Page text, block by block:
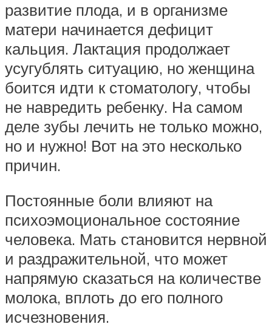
развитие плода, и в организме
матери начинается дефицит
кальция. Лактация продолжает
усугублять ситуацию, но женщина
боится идти к стоматологу, чтобы
не навредить ребенку. На самом
деле зубы лечить не только можно,
но и нужно! Вот на это несколько
причин.
Постоянные боли влияют на
психоэмоциональное состояние
человека. Мать становится нервной
и раздражительной, что может
напрямую сказаться на количестве
молока, вплоть до его полного
исчезновения.